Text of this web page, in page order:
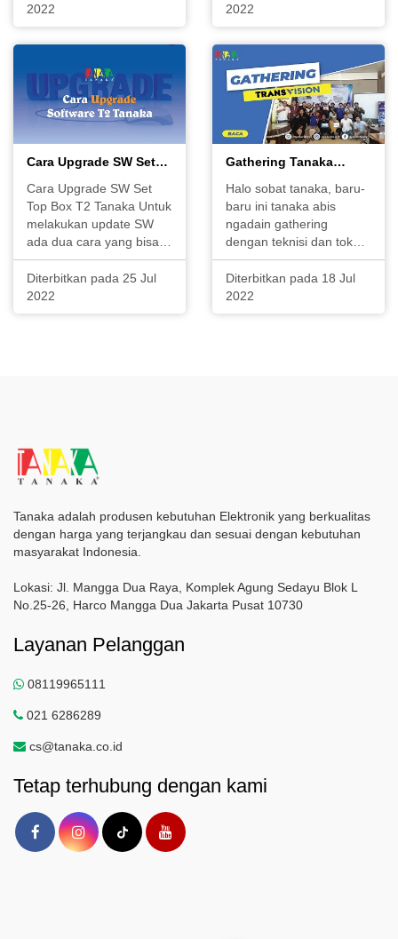
permberlakukan ASO ini
mulai berjalan. Tahapan
pertama penghentian
diberlakukan di 56
wilayah layan
2022
merupakan receiver
terbaru tanaka yang
bekerjasama konten
dengan transvision
menghadirkan hiburan
HD untuk masyarakat di
2022
Cara Upgrade SW Set
Cara Upgrade SW Set
Top Box T2 Tanaka Untuk
melakukan update SW
ada dua cara yang bisa
dipakai Pertama bisa
secara manual
menggunakan file yang
bisa kamu download di
Diterbitkan pada 25 Jul
2022
Gathering Tanaka
Halo sobat tanaka, baru-
baru ini tanaka abis
ngadain gathering
dengan teknisi dan toko
pada kota Bandung dan
Tegal. gathering akan
rutin diadakan untuk
menjaga hubungan baik
Diterbitkan pada 18 Jul
2022
Tanaka adalah produsen kebutuhan Elektronik yang berkualitas
dengan harga yang terjangkau dan sesuai dengan kebutuhan
masyarakat Indonesia.
Lokasi: Jl. Mangga Dua Raya, Komplek Agung Sedayu Blok L
No.25-26, Harco Mangga Dua Jakarta Pusat 10730
Layanan Pelanggan
08119965111
021 6286289
cs@tanaka.co.id
Tetap terhubung dengan kami